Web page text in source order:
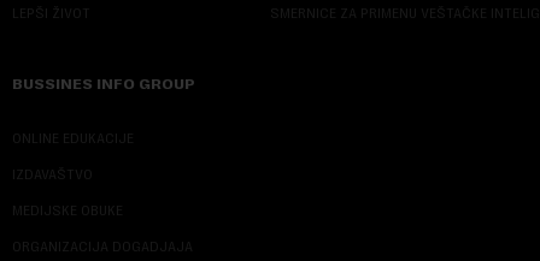
LEPŠI ŽIVOT SMERNICE ZA PRIMENU VEŠTAČKE
BUSSINES INFO GROUP
ONLINE EDUKACIJE
IZDAVAŠTVO
MEDIJSKE OBUKE
ORGANIZACIJA DOGADJAJA